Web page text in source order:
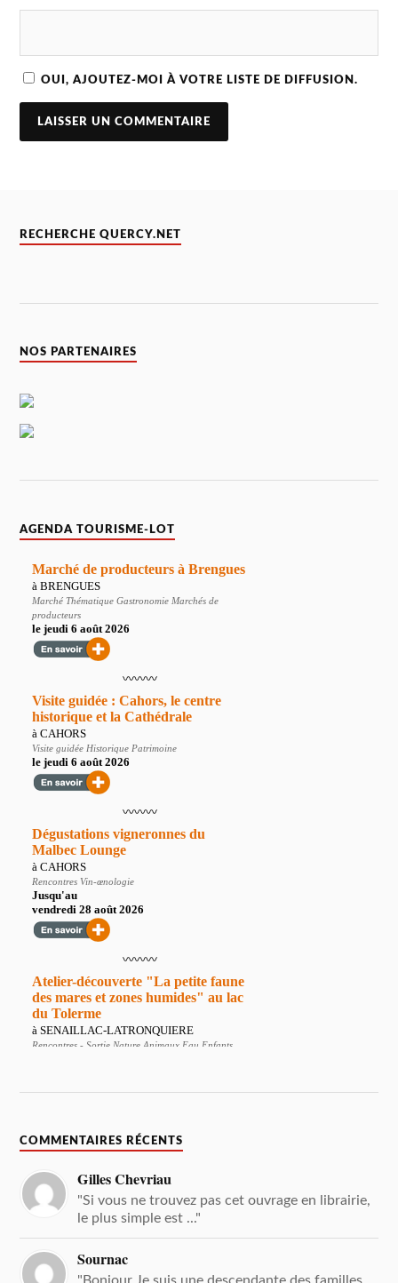
OUI, AJOUTEZ-MOI À VOTRE LISTE DE DIFFUSION.
RECHERCHE QUERCY.NET
NOS PARTENAIRES
AGENDA TOURISME-LOT
COMMENTAIRES RÉCENTS
Gilles Chevriau
"Si vous ne trouvez pas cet ouvrage en librairie,
le plus simple est ..."
Sournac